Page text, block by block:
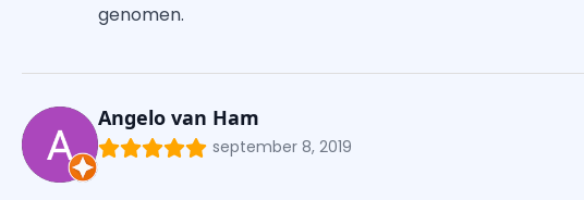
genomen.
Angelo van Ham
september 8, 2019